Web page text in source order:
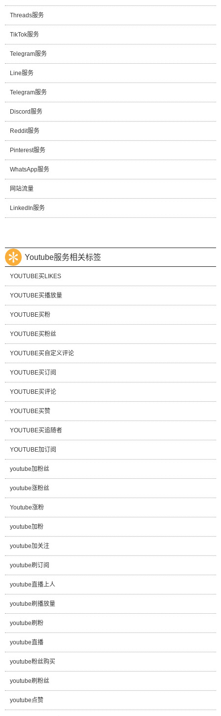
Threads服务
TikTok服务
Telegram服务
Line服务
Telegram服务
Discord服务
Reddit服务
Pinterest服务
WhatsApp服务
网站流量
LinkedIn服务
Youtube服务相关标签
YOUTUBE买LIKES
YOUTUBE买播放量
YOUTUBE买粉
YOUTUBE买粉丝
YOUTUBE买自定义评论
YOUTUBE买订阅
YOUTUBE买评论
YOUTUBE买赞
YOUTUBE买追随者
YOUTUBE加订阅
youtube加粉丝
youtube涨粉丝
Youtube涨粉
youtube加粉
youtube加关注
youtube刷订阅
youtube直播上人
youtube刷播放量
youtube刷粉
youtube直播
youtube粉丝购买
youtube刷粉丝
youtube点赞